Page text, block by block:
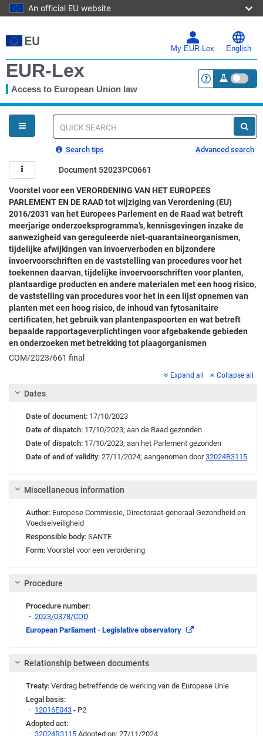
An official EU website
to
main
My EUR-Lex English
EUR-Lex
Access to European Union law <a
You
are
here
Quick
Search tips Advanced search
Document 52023PC0661
Voorstel voor een VERORDENING VAN HET EUROPEES
PARLEMENT EN DE RAAD tot wijziging van Verordening (EU)
2016/2031 van het Europees Parlement en de Raad wat betreft
meerjarige onderzoeksprogramma’s, kennisgevingen inzake de
aanwezigheid van gereguleerde niet-quarantaineorganismen,
tijdelijke afwijkingen van invoerverboden en bijzondere
invoervoorschriften en de vaststelling van procedures voor het
toekennen daarvan, tijdelijke invoervoorschriften voor planten,
plantaardige producten en andere materialen met een hoog risico,
de vaststelling van procedures voor het in een lijst opnemen van
planten met een hoog risico, de inhoud van fytosanitaire
certificaten, het gebruik van plantenpaspoorten en wat betreft
bepaalde rapportageverplichtingen voor afgebakende gebieden
en onderzoeken met betrekking tot plaagorganismen
COM/2023/661 final
Expand all Collapse all
Dates
Date of document: 17/10/2023
Date of dispatch: 17/10/2023; aan de Raad gezonden
Date of dispatch: 17/10/2023; aan het Parlement gezonden
Date of end of validity: 27/11/2024; aangenomen door32024R3115
Miscellaneous information
Author: Europese Commissie, Directoraat-generaal Gezondheid en
Voedselveiligheid
Responsible body: SANTE
Form: Voorstel voor een verordening
Procedure
Procedure number:
2023/0378/COD
Link
European Parliament - Legislative observatory
Relationship between documents
Treaty: Verdrag betreffende de werking van de Europese Unie
Legal basis:
12016E043 - P2
Adopted act:
32024R3115 Adopted on: 27/11/2024